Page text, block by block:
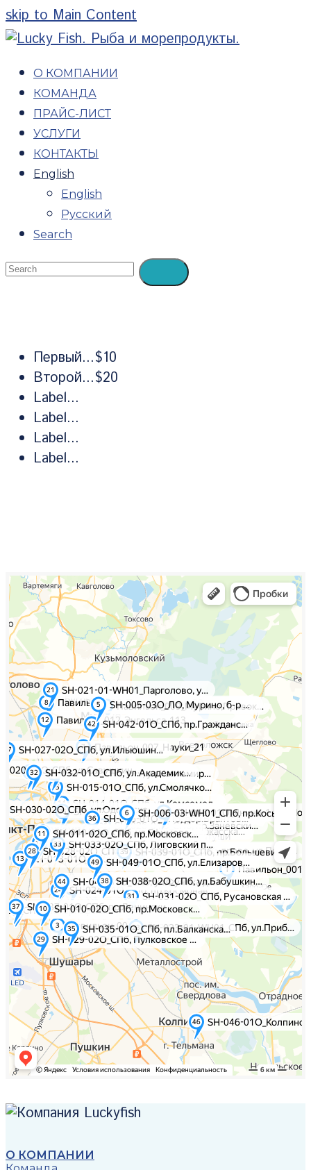
skip to Main Content
О КОМПАНИИ
КОМАНДА
ПРАЙС-ЛИСТ
УСЛУГИ
КОНТАКТЫ
English
English
Русский
Search
Open
Search Submit
Первый...$10
Второй...$20
Label...
Label...
Label...
Label...
О КОМПАНИИ